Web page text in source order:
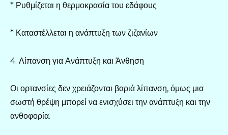
* Ρυθμίζεται η θερμοκρασία του εδάφους
* Καταστέλλεται η ανάπτυξη των ζιζανίων
4. Λίπανση για Ανάπτυξη και Άνθηση
Οι ορτανσίες δεν χρειάζονται βαριά λίπανση, όμως μια
σωστή θρέψη μπορεί να ενισχύσει την ανάπτυξη και την
ανθοφορία.